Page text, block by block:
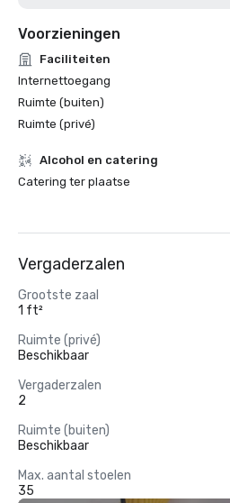
Voorzieningen
Faciliteiten
Internettoegang
Ruimte (buiten)
Ruimte (privé)
Alcohol en catering
Catering ter plaatse
Vergaderzalen
Grootste zaal
1 ft²
Ruimte (privé)
Beschikbaar
Vergaderzalen
2
Ruimte (buiten)
Beschikbaar
Max. aantal stoelen
35